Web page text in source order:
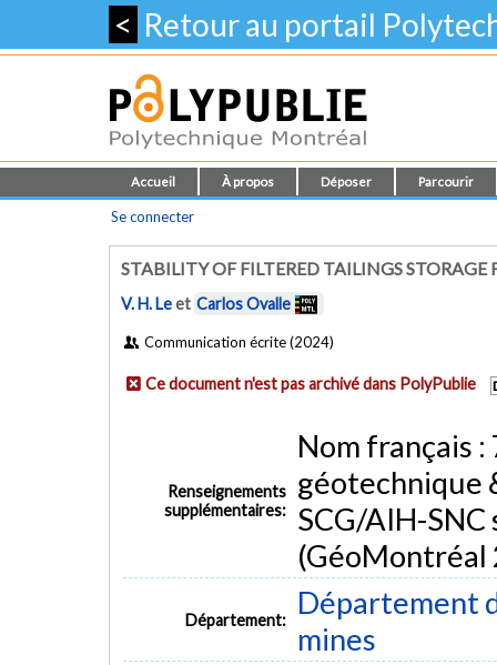
< Retour au portail
Accueil À propos Déposer Parcourir
Se connecter
STABILITY OF FILTERED TAILINGS STORAGE
V. H. Leet Carlos Ovalle
Communication écrite (2024)
Ce document n'est pas archivé dans PolyPublie
Renseignements
supplémentaires:
Nom français
géotechnique
SCG/AIH-
(GéoMontréal
Département:
Département
mines